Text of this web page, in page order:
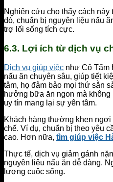
Nghiên cứu cho thấy cách này
đó, chuẩn bị nguyên liệu nấu
trợ lối sống tích cực.
6.3. Lợi ích từ dịch vụ
Dịch vụ giúp việc như Cô Tấm
nấu ăn chuyên sâu, giúp tiết
tâm, họ đảm bảo mọi thứ sẵn
hưởng bữa ăn ngon mà
uy tín mang lại sự yên tâm.
Khách hàng thường khen
chế. Ví dụ, chuẩn bị theo yêu
cao. Hơn nữa, tìm giúp việc
Thực tế, dịch vụ giảm gánh
nguyên liệu nấu ăn dễ dàng.
lượng cuộc sống.